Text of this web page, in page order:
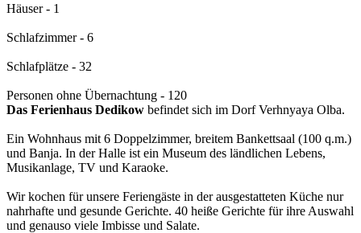
Häuser - 1
Schlafzimmer - 6
Schlafplätze - 32
Personen ohne Übernachtung - 120
Das Ferienhaus Dedikow befindet sich im Dorf Verhnyaya Olba.
Ein Wohnhaus mit 6 Doppelzimmer, breitem Bankettsaal (100 q.m.)
und Banja. In der Halle ist ein Museum des ländlichen Lebens,
Musikanlage, TV und Karaoke.
Wir kochen für unsere Feriengäste in der ausgestatteten Küche nur
nahrhafte und gesunde Gerichte. 40 heiße Gerichte für ihre Auswahl
und genauso viele Imbisse und Salate.